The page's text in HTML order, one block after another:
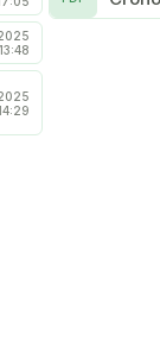
13:48